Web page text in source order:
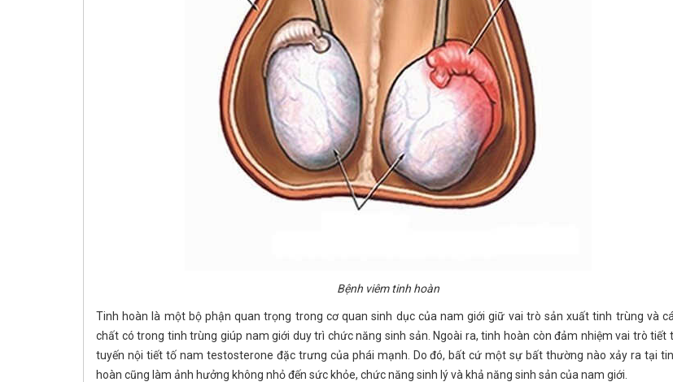
Bệnh viêm tinh hoàn
Tinh hoàn là một bộ phận quan trọng trong cơ quan sinh dục của nam giới giữ vai trò sản xuất tinh trùng và
chất có trong tinh trùng giúp nam giới duy trì chức năng sinh sản. Ngoài ra, tinh hoàn còn đảm nhiệm vai trò tiết
tuyến nội tiết tố nam testosterone đặc trưng của phái mạnh. Do đó, bất cứ một sự bất thường nào xảy ra tại
hoàn cũng làm ảnh hưởng không nhỏ đến sức khỏe, chức năng sinh lý và khả năng sinh sản của nam giới.